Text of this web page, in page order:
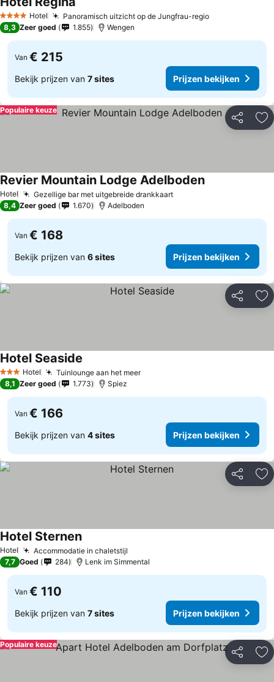
4 SterrenHotel Panoramisch uitzicht op de Jungfrau-regio
8,3 Zeer goed 1.855 Wengen
Van € 215
Bekijk prijzen van 7 sites Prijzen bekijken
Delen
Populaire keuze
Hotel Gezellige bar met uitgebreide drankkaart
Revier Mountain Lodge Adelboden
8,4 Zeer goed 1.670 Adelboden
Van € 168
Bekijk prijzen van 6 sites Prijzen bekijken
Delen
3 SterrenHotel Tuinlounge aan het meer
Hotel Seaside
8,1 Zeer goed 1.773 Spiez
Van € 166
Bekijk prijzen van 4 sites Prijzen bekijken
Delen
Hotel Accommodatie in chaletstijl
Hotel Sternen
7,7 Goed 284 Lenk im Simmental
Van € 110
Bekijk prijzen van 7 sites Prijzen bekijken
Delen
Populaire keuze